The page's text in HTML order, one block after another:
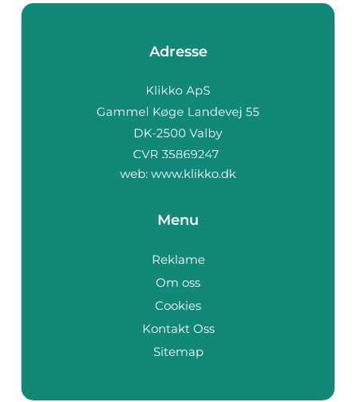
Adresse
web: www.klikko.dk
Menu
Reklame
Om oss
Cookies
Kontakt Oss
Sitemap